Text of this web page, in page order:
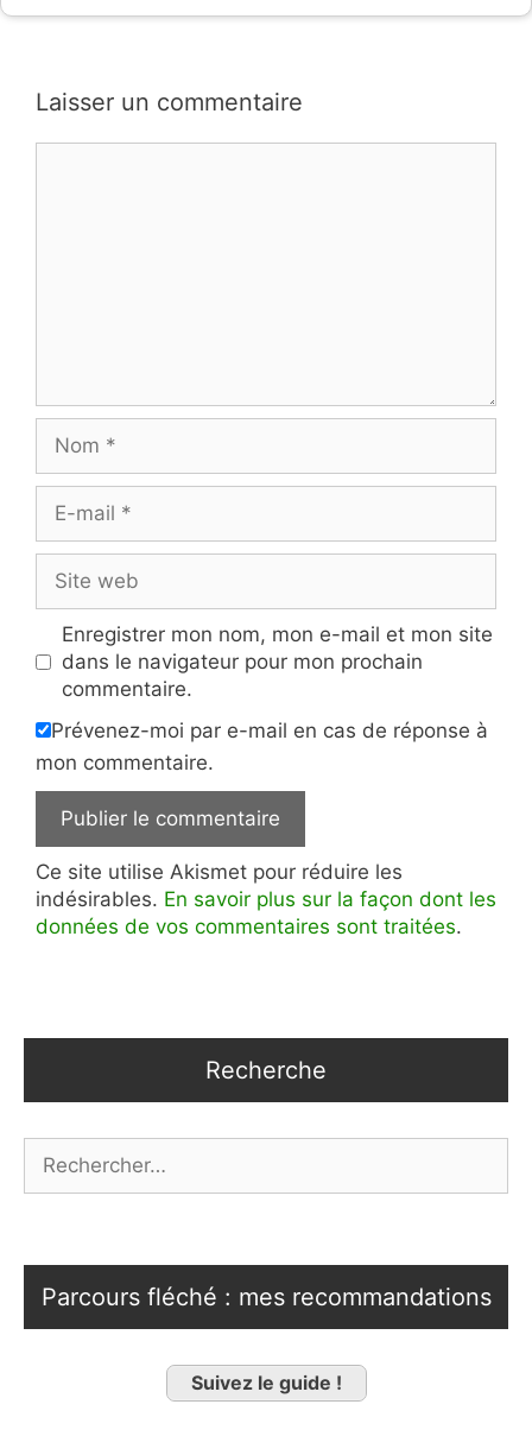
Laisser un commentaire
mail
web
Enregistrer mon nom, mon e-mail et mon site
dans le navigateur pour mon prochain
commentaire.
Prévenez-moi par e-mail en cas de réponse à
mon commentaire.
Ce site utilise Akismet pour réduire les
indésirables. En savoir plus sur la façon dont les
données de vos commentaires sont traitées.
Recherche
Parcours fléché : mes recommandations
Suivez le guide !